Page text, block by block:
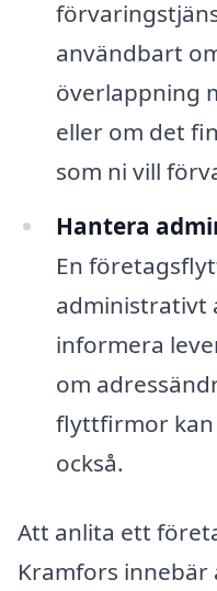
användbart
överlappning
eller om det
som ni vill
Hantera
En
administrativt
informera
om
flyttfirmor kan
också.
Att anlita ett
Kramfors